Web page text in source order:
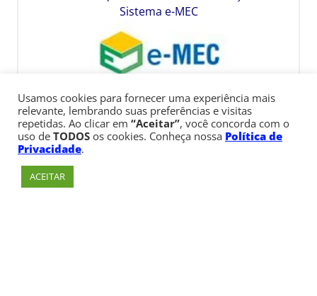
Sistema e-MEC
Usamos cookies para fornecer uma experiência mais
relevante, lembrando suas preferências e visitas
repetidas. Ao clicar em “Aceitar”, você concorda com o
uso de TODOS os cookies. Conheça nossa Política de
Privacidade.
ACEITAR